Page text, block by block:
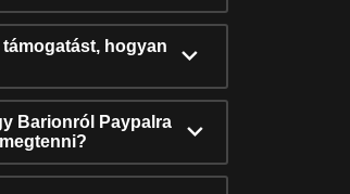
hogyan
Barionról Paypalra